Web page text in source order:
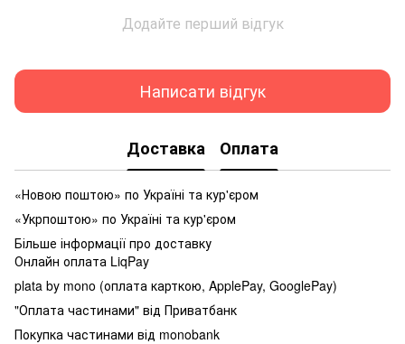
Додайте перший відгук
Написати відгук
Доставка Оплата
«Новою поштою» по Україні та кур'єром
«Укрпоштою» по Україні та кур'єром
Більше інформації про доставку
Онлайн оплата LiqPay
plata by mono (оплата карткою, ApplePay, GooglePay)
"Оплата частинами" від Приватбанк
Покупка частинами від monobank